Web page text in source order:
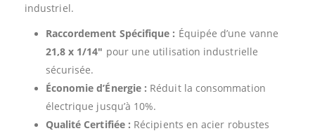
industriel.
Raccordement Spécifique : Équipée d’une vanne
21,8 x 1/14″ pour une utilisation industrielle
sécurisée.
Économie d’Énergie : Réduit la consommation
électrique jusqu’à 10%.
Qualité Certifiée : Récipients en acier robustes